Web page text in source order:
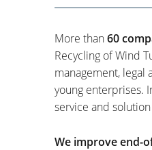
More than60
Recycling of Wind
management, legal
young enterprises.
service and
We improve end-